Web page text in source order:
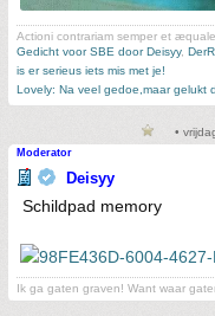
Actioni contrariam semper et
Gedicht voor SBE door Deisyy,
is er serieus iets mis met je!
Lovely: Na veel gedoe,maar gelukt
•
Moderator
Deisyy
Schildpad memory
Ik ga gaten graven! Want waar